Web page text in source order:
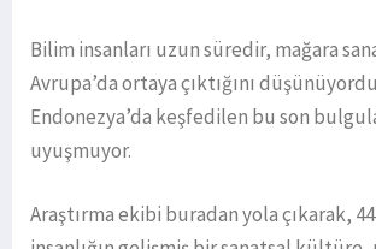
Bilim insanları uzun süredir, mağara
Avrupa’da ortaya çıktığını
Endonezya’da keşfedilen bu son
uyuşmuyor.
Araştırma ekibi buradan yola çıkarak,